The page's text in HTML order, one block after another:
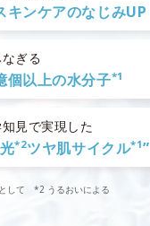
キンケアのなじみUP
ぎる
個以上の水分子*1
見で実現した
*2ツヤ肌サイクル*1”
して *2 うるおいによる